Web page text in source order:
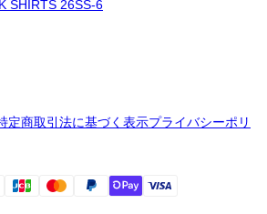
SHIRTS 26SS-6
定商取引法に基づく表示プライバシーポリ